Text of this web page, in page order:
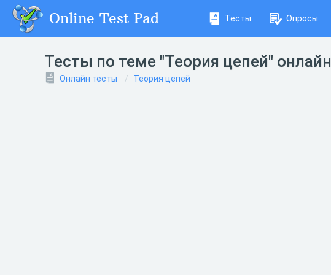
Online Test Pad Тесты Опросы
Тесты по теме "Теория цепей" онлайн
Онлайн тесты Теория цепей